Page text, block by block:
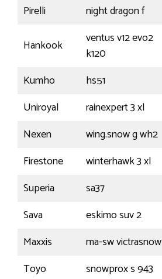
Pirelli
night dragon f
Hankook
ventus v12 evo2
k120
Kumho
hs51
Uniroyal
rainexpert 3 xl
Nexen
wing.snow g wh2
Firestone
winterhawk 3 xl
Superia
sa37
Sava
eskimo suv 2
Maxxis
ma-sw victrasnow
Toyo
snowprox s 943